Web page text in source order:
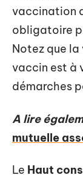
vaccination
obligatoire
Notez que
vaccin est à
démarches
A lire
mutuelle
Le Haut